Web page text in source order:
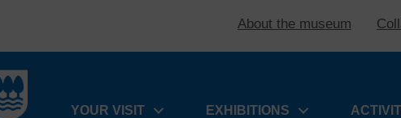
About the museum
YOUR VISIT
EXHIBITIONS